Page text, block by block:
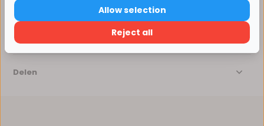
Reviews
Delen
Verder winkelen
Reject all
Allow selection